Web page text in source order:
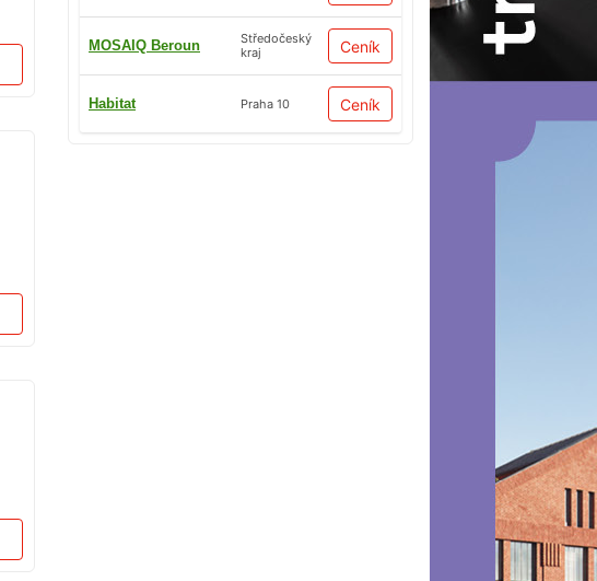
MOSAIQ Beroun
Středočeský
kraj
Ceník
Habitat Praha 10 Ceník